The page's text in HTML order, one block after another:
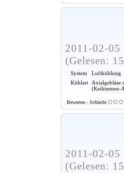
2011-02-
(Gelesen:
System
Luftkühlung
Kühlart
Axialgebläse
(Keilriemen-
Bewerten - Schlecht
2011-02-
(Gelesen: